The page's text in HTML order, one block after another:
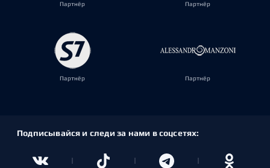
Партнёр Партнёр
Партнёр Партнёр
Подписывайся и следи за нами в соцсетях: